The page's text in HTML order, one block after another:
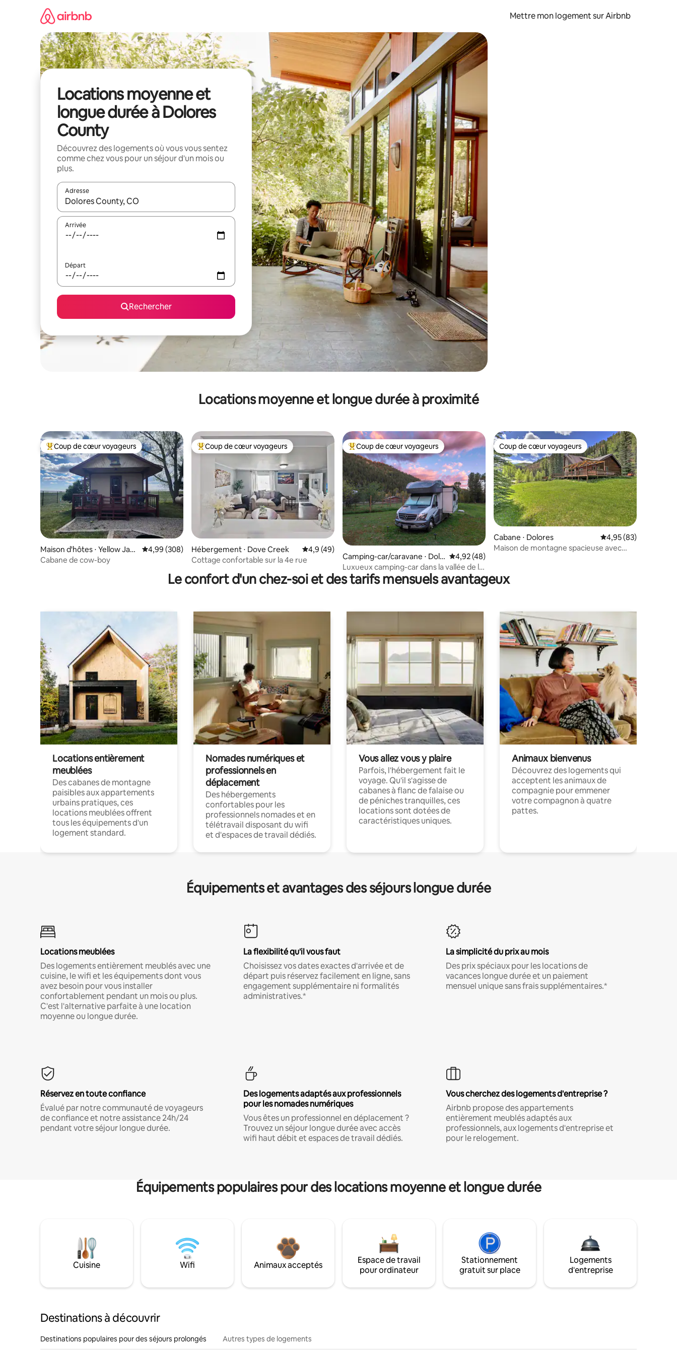
Mettre mon logement sur Airbnb
Locations moyenne et
longue durée à Dolores
County
Découvrez des logements où vous vous sentez
comme chez vous pour un séjour d'un mois ou
plus.
Adresse
Lorsque les résultats s'affichent, utilisez les flèches vers le haut et vers le bas pour les parcourir ou en appuyant et en faisant glisser.
Arrivée
Départ
Rechercher
Locations moyenne et longue durée à proximité
Coups de cœur voyageurs les plus appréciés
Coup de cœur voyageurs
Maison d'hôtes ⋅ Yellow Jack
et
Évaluation moyenne sur la base de 308 commentaires : 4,99 sur 5
4,99 (308)
Cabane de cow-boy
Coups de cœur voyageurs les plus appréciés
Coup de cœur voyageurs
Hébergement ⋅ Dove Creek Évaluation moyenne sur la base de 49 commentaires : 4,9 sur 5
4,9 (49)
Cottage confortable sur la 4e rue
Coups de cœur voyageurs les plus appréciés
Coup de cœur voyageurs
Camping-car/caravane ⋅ Dolo
res
Évaluation moyenne sur la base de 48 commentaires : 4,92 sur 5
4,92 (48)
Luxueux camping-car dans la vallée de la
rivière Dolores
Coup de cœur voyageurs
Coup de cœur voyageurs
Cabane ⋅ Dolores Évaluation moyenne
4,95 (83)
Maison de montagne spacieuse avec
Le confort d'un chez-soi et des tarifs mensuels avantageux
Locations entièrement
meublées
Des cabanes de montagne
paisibles aux appartements
urbains pratiques, ces
locations meublées offrent
tous les équipements d'un
logement standard.
Nomades numériques et
professionnels en
déplacement
Des hébergements
confortables pour les
professionnels nomades et en
télétravail disposant du wifi
et d'espaces de travail dédiés.
Vous allez vous y plaire
Parfois, l'hébergement fait le
voyage. Qu'il s'agisse de
cabanes à flanc de falaise ou
de péniches tranquilles, ces
locations sont dotées de
caractéristiques uniques.
Animaux bienvenus
Découvrez des logements qui
acceptent les animaux de
compagnie pour emmener
votre compagnon à quatre
pattes.
Équipements et avantages des séjours longue durée
Locations meublées
Des logements entièrement meublés avec une
cuisine, le wifi et les équipements dont vous
avez besoin pour vous installer
confortablement pendant un mois ou plus.
C'est l'alternative parfaite à une location
moyenne ou longue durée.
La flexibilité qu'il vous faut
Choisissez vos dates exactes d'arrivée et de
départ puis réservez facilement en ligne, sans
engagement supplémentaire ni formalités
administratives.*
La simplicité du prix au mois
Des prix spéciaux pour les locations de
vacances longue durée et un paiement
mensuel unique sans frais supplémentaires.*
Réservez en toute confiance
Évalué par notre communauté de voyageurs
de confiance et notre assistance 24h/24
pendant votre séjour longue durée.
Des logements adaptés aux professionnels
pour les nomades numériques
Vous êtes un professionnel en déplacement ?
Trouvez un séjour longue durée avec accès
wifi haut débit et espaces de travail dédiés.
Vous cherchez des logements d'entreprise ?
Airbnb propose des appartements
entièrement meublés adaptés aux
professionnels, aux logements d'entreprise et
pour le relogement.
Équipements populaires pour des locations moyenne et longue durée
Cuisine Wifi Animaux acceptés
Espace de travail
pour ordinateur
Stationnement
gratuit sur place
Logements
d'entreprise
Destinations à découvrir
Destinations populaires pour des séjours prolongés Autres types de logements